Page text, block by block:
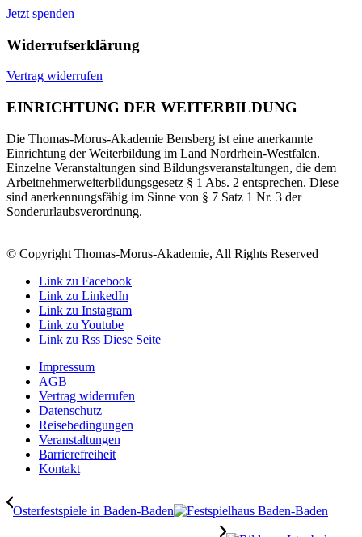
Jetzt spenden
Widerrufserklärung
Vertrag widerrufen
EINRICHTUNG DER WEITERBILDUNG
Die Thomas-Morus-Akademie Bensberg ist eine anerkannte
Einrichtung der Weiterbildung im Land Nordrhein-Westfalen.
Einzelne Veranstaltungen sind Bildungsveranstaltungen, die dem
Arbeitnehmerweiterbildungsgesetz § 1 Abs. 2 entsprechen. Diese
sind anerkennungsfähig im Sinne von § 7 Satz 1 Nr. 3 der
Sonderurlaubsverordnung.
© Copyright Thomas-Morus-Akademie, All Rights Reserved
Link zu Facebook
Link zu LinkedIn
Link zu Instagram
Link zu Youtube
Link zu Rss Diese Seite
Impressum
AGB
Vertrag widerrufen
Datenschutz
Reisebedingungen
Veranstaltungen
Barrierefreiheit
Kontakt
Osterfestspiele in Baden-Baden